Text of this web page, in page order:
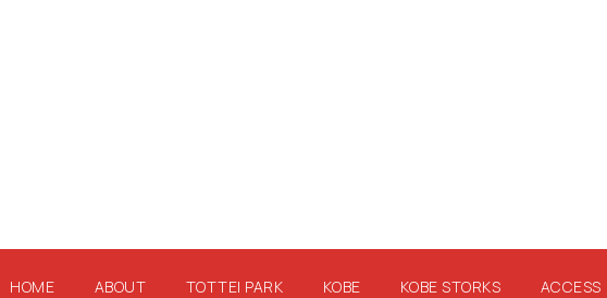
HOME ABOUT TOTTEI PARK KOBE KOBE STORKS ACCESS